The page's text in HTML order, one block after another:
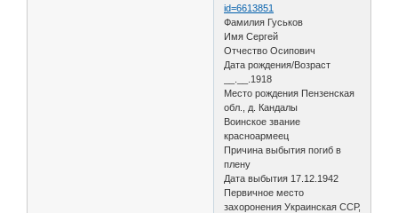
id=6613851
Фамилия Гуськов
Имя Сергей
Отчество Осипович
Дата рождения/Возраст
__.__.1918
Место рождения Пензенская
обл., д. Кандалы
Воинское звание
красноармеец
Причина выбытия погиб в
плену
Дата выбытия 17.12.1942
Первичное место
захоронения Украинская ССР,